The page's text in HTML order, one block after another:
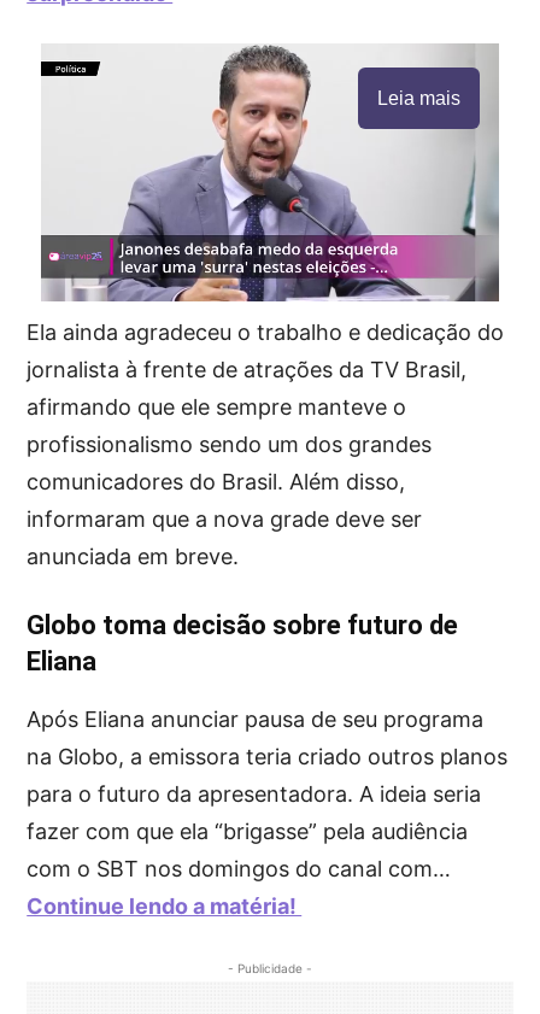
Leia mais
Ela ainda agradeceu o trabalho e dedicação do
jornalista à frente de atrações da TV Brasil,
afirmando que ele sempre manteve o
profissionalismo sendo um dos grandes
comunicadores do Brasil. Além disso,
informaram que a nova grade deve ser
anunciada em breve.
Globo toma decisão sobre futuro de
Eliana
Após Eliana anunciar pausa de seu programa
na Globo, a emissora teria criado outros planos
para o futuro da apresentadora. A ideia seria
fazer com que ela “brigasse” pela audiência
com o SBT nos domingos do canal com…
Continue lendo a matéria!
- Publicidade -